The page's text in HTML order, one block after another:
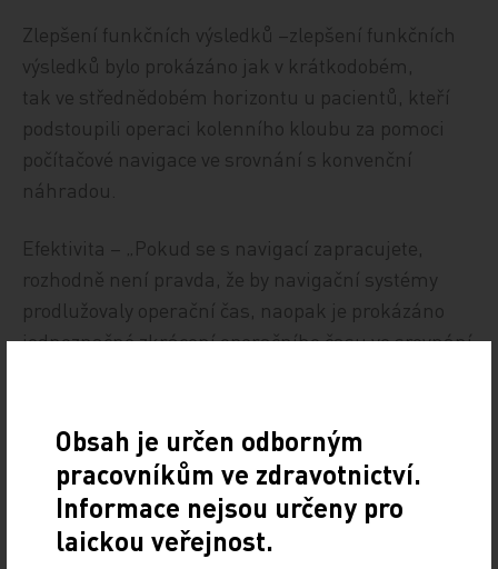
Zlepšení funkčních výsledků –zlepšení funkčních
výsledků bylo prokázáno jak v krátkodobém,
tak ve střednědobém horizontu u pacientů, kteří
podstoupili operaci kolenního kloubu za pomoci
počítačové navigace ve srovnání s konvenční
náhradou.
Efektivita – „Pokud se s navigací zapracujete,
rozhodně není pravda, že by navigační systémy
prodlužovaly operační čas, naopak je prokázáno
jednoznačné zkrácení operačního času ve srovnání
mezi navigačním a robotickým systémem je
výrazný. Náklady na jednu operaci jsou u robotiky
šestinásobné v porovnání s navigací.
Dlouhodobé přežití – zatím jediná
Obsah je určen odborným
pracovníkům ve zdravotnictví.
Informace nejsou určeny pro
laickou veřejnost.